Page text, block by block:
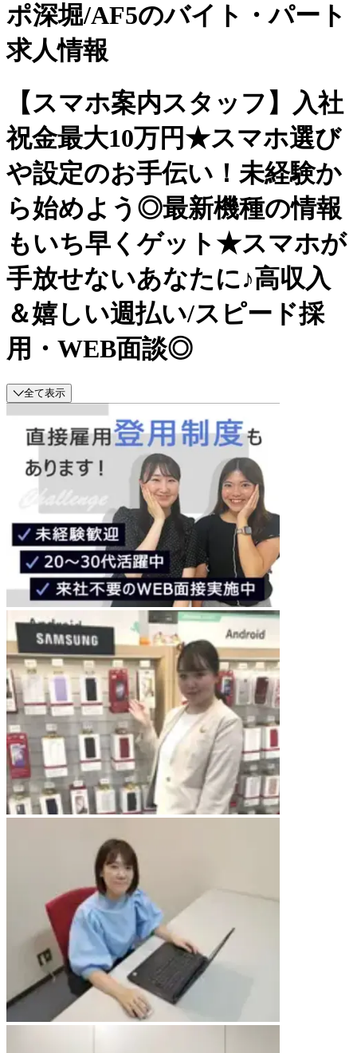
ポ深堀/AF5のバイト・パート
求人情報
【スマホ案内スタッフ】入社
祝金最大10万円★スマホ選び
や設定のお手伝い！未経験か
ら始めよう◎最新機種の情報
もいち早くゲット★スマホが
手放せないあなたに♪高収入
＆嬉しい週払い/スピード採
用・WEB面談◎
全て表示